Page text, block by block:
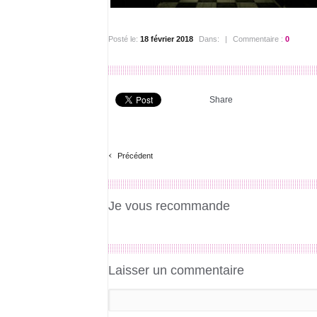
Posté le: 18 février 2018 Dans: Commentaire : 0
Share
‹ Précédent
Je vous recommande
Laisser un commentaire